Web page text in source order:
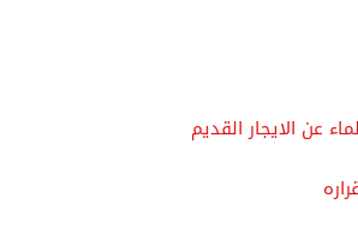
عن الايجار القديم